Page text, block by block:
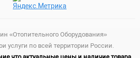
«Отопительного Оборудования»
услуги по всей территории России.